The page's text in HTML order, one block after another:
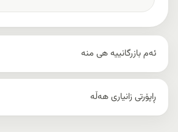
ئەم بازرگانییە هی منە
ڕاپۆرتی زانیاری هەڵە